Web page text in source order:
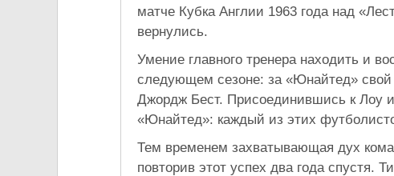
матче Кубка Англии 1963 года над
вернулись.
Умение главного тренера находить и
следующем сезоне: за «Юнайтед»
Джордж Бест. Присоединившись к Лоу
«Юнайтед»: каждый из этих
Тем временем захватывающая дух
повторив этот успех два года спустя.